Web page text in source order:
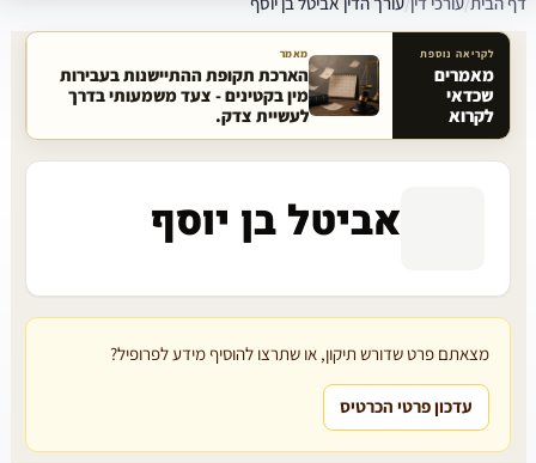
מאמרים קשורים באתר
לקריאה נוספת
מאמרים
שכדאי
לקרוא
מאמר
הארכת תקופת ההתיישנות בעבירות
מין בקטינים - צעד משמעותי בדרך
לעשיית צדק.
אביטל בן יוסף
מצאתם פרט שדורש תיקון, או שתרצו להוסיף מידע לפרופיל?
עדכון פרטי הכרטיס